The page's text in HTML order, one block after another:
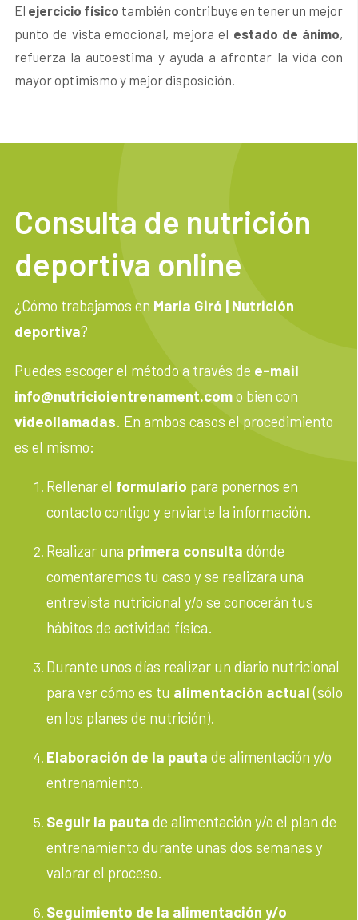
El ejercicio físico también contribuye en tener un mejor
punto de vista emocional, mejora el estado de ánimo,
refuerza la autoestima y ayuda a afrontar la vida con
mayor optimismo y mejor disposición.
Consulta de nutrición
deportiva online
¿Cómo trabajamos en Maria Giró | Nutrición
deportiva?
Puedes escoger el método a través de e-mail
info@nutricioientrenament.como bien con
videollamadas. En ambos casos el procedimiento
es el mismo:
Rellenar el formulario para ponernos en
contacto contigo y enviarte la información.
Realizar una primera consulta dónde
comentaremos tu caso y se realizara una
entrevista nutricional y/o se conocerán tus
hábitos de actividad física.
Durante unos días realizar un diario nutricional
para ver cómo es tu alimentación actual(sólo
en los planes de nutrición).
Elaboración de la pauta de alimentación y/o
entrenamiento.
Seguir la pauta de alimentación y/o el plan de
entrenamiento durante unas dos semanas y
valorar el proceso.
Seguimiento de la alimentación y/o